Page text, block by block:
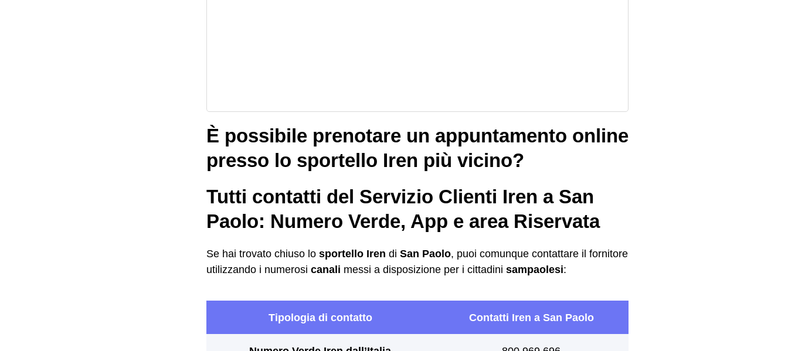
È possibile prenotare un appuntamento online
presso lo sportello Iren più vicino?
Tutti contatti del Servizio Clienti Iren a San
Paolo: Numero Verde, App e area Riservata
Se hai trovato chiuso lo sportello Iren di San Paolo, puoi comunque contattare il fornitore
utilizzando i numerosi canali messi a disposizione per i cittadini sampaolesi: